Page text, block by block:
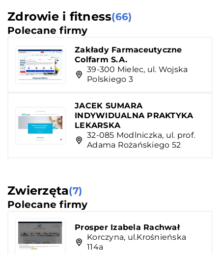
Zdrowie i fitness(66)
Polecane firmy
Zakłady Farmaceutyczne
Colfarm S.A.
39-300 Mielec, ul. Wojska
Polskiego 3
JACEK SUMARA
INDYWIDUALNA PRAKTYKA
LEKARSKA
32-085 Modlniczka, ul. prof.
Adama Rożańskiego 52
Zwierzęta(7)
Polecane firmy
Prosper Izabela Rachwał
Korczyna, ul.Krośnieńska
114a